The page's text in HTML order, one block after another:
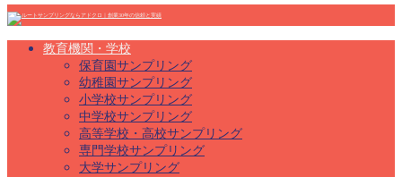
教育機関・学校
保育園サンプリング
幼稚園サンプリング
小学校サンプリング
中学校サンプリング
高等学校・高校サンプリング
専門学校サンプリング
大学サンプリング